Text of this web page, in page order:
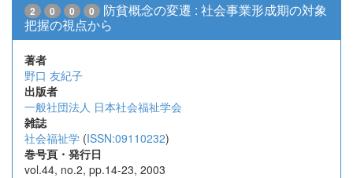
2 0 0 0
防貧概念の変遷 : 社会事業形成期の対象
把握の視点から
著者
野口 友紀子
出版者
一般社団法人 日本社会福祉学会
雑誌
社会福祉学 (ISSN:09110232)
巻号頁・発行日
vol.44, no.2, pp.14-23, 2003